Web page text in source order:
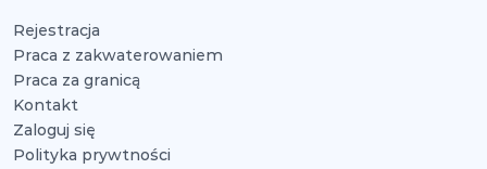
Rejestracja
Praca z zakwaterowaniem
Praca za granicą
Kontakt
Zaloguj się
Polityka prywtności